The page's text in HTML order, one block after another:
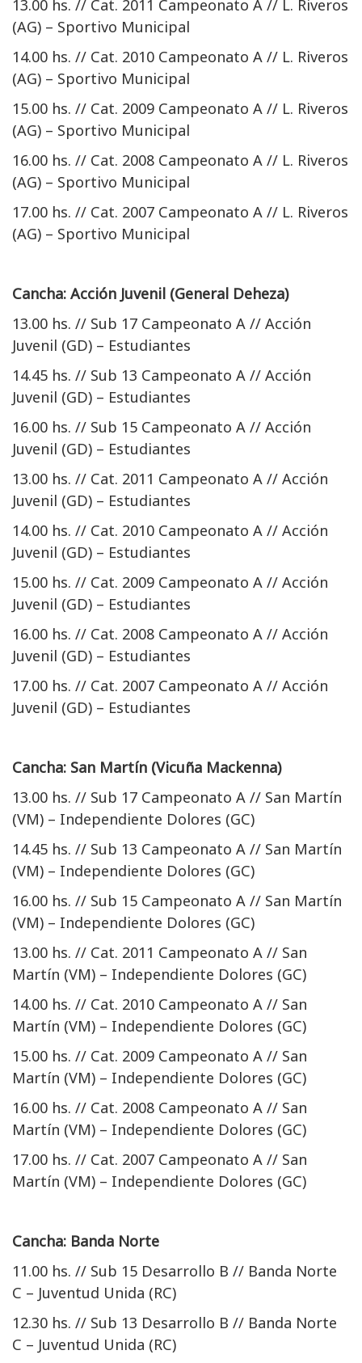
13.00 hs. // Cat. 2011 Campeonato A // L. Riveros
(AG) – Sportivo Municipal
14.00 hs. // Cat. 2010 Campeonato A // L. Riveros
(AG) – Sportivo Municipal
15.00 hs. // Cat. 2009 Campeonato A // L. Riveros
(AG) – Sportivo Municipal
16.00 hs. // Cat. 2008 Campeonato A // L. Riveros
(AG) – Sportivo Municipal
17.00 hs. // Cat. 2007 Campeonato A // L. Riveros
(AG) – Sportivo Municipal
Cancha: Acción Juvenil (General Deheza)
13.00 hs. // Sub 17 Campeonato A // Acción
Juvenil (GD) – Estudiantes
14.45 hs. // Sub 13 Campeonato A // Acción
Juvenil (GD) – Estudiantes
16.00 hs. // Sub 15 Campeonato A // Acción
Juvenil (GD) – Estudiantes
13.00 hs. // Cat. 2011 Campeonato A // Acción
Juvenil (GD) – Estudiantes
14.00 hs. // Cat. 2010 Campeonato A // Acción
Juvenil (GD) – Estudiantes
15.00 hs. // Cat. 2009 Campeonato A // Acción
Juvenil (GD) – Estudiantes
16.00 hs. // Cat. 2008 Campeonato A // Acción
Juvenil (GD) – Estudiantes
17.00 hs. // Cat. 2007 Campeonato A // Acción
Juvenil (GD) – Estudiantes
Cancha: San Martín (Vicuña Mackenna)
13.00 hs. // Sub 17 Campeonato A // San Martín
(VM) – Independiente Dolores (GC)
14.45 hs. // Sub 13 Campeonato A // San Martín
(VM) – Independiente Dolores (GC)
16.00 hs. // Sub 15 Campeonato A // San Martín
(VM) – Independiente Dolores (GC)
13.00 hs. // Cat. 2011 Campeonato A // San
Martín (VM) – Independiente Dolores (GC)
14.00 hs. // Cat. 2010 Campeonato A // San
Martín (VM) – Independiente Dolores (GC)
15.00 hs. // Cat. 2009 Campeonato A // San
Martín (VM) – Independiente Dolores (GC)
16.00 hs. // Cat. 2008 Campeonato A // San
Martín (VM) – Independiente Dolores (GC)
17.00 hs. // Cat. 2007 Campeonato A // San
Martín (VM) – Independiente Dolores (GC)
Cancha: Banda Norte
11.00 hs. // Sub 15 Desarrollo B // Banda Norte
C – Juventud Unida (RC)
12.30 hs. // Sub 13 Desarrollo B // Banda Norte
C – Juventud Unida (RC)